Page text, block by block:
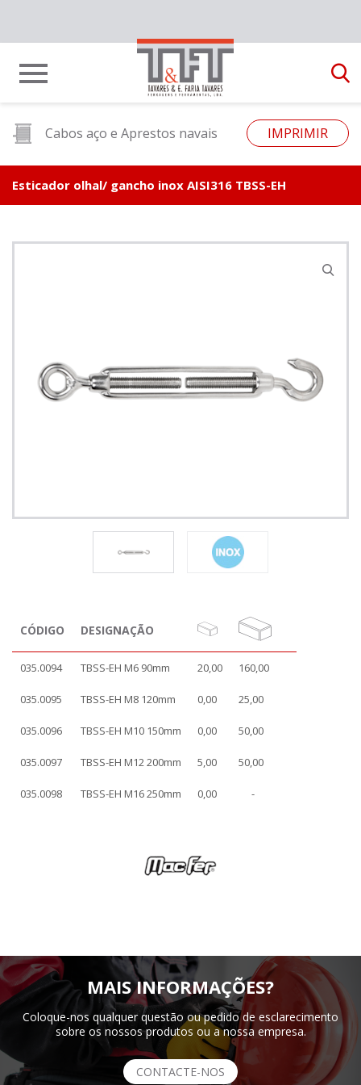
Cabos aço e Aprestos navais IMPRIMIR
Esticador olhal/ gancho inox AISI316 TBSS-EH
CÓDIGO DESIGNAÇÃO
035.0094 TBSS-EH M6 90mm 20,00 160,00
035.0095 TBSS-EH M8 120mm 0,00 25,00
035.0096 TBSS-EH M10 150mm 0,00 50,00
035.0097 TBSS-EH M12 200mm 5,00 50,00
035.0098 TBSS-EH M16 250mm 0,00 -
MAIS INFORMAÇÕES?
Coloque-nos qualquer questão ou pedido de esclarecimento
sobre os nossos produtos ou a nossa empresa.
CONTACTE-NOS